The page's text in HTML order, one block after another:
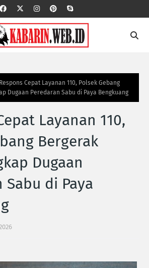
Respons Cepat Layanan 110, Polsek Gebang
Dugaan Peredaran Sabu di Paya Bengkuang
Layanan 110,
Bergerak
Dugaan
Sabu di Paya